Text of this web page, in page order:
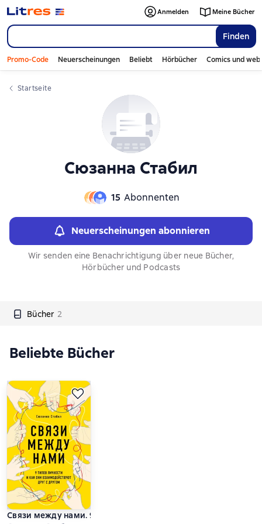
Finden
Anmelden Meine Bücher
Promo-Code Neuerscheinungen Beliebt Hörbücher Comics und
Startseite
Сюзанна Стабил
15 Abonnenten
Neuerscheinungen abonnieren
Wir senden eine Benachrichtigung über neue Bücher,
Hörbücher und Podcasts
Bücher 2
Слайдер с книгами
Beliebte Bücher
Связи между нами. 9 типов личности и как они
Слайдер с книгами